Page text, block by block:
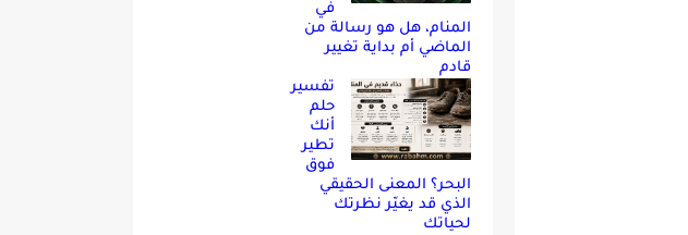
في
المنام، هل هو رسالة من
الماضي أم بداية تغيير
قادم
تفسير
حلم
أنك
تطير
فوق
البحر؟ المعنى الحقيقي
الذي قد يغيّر نظرتك
لحياتك